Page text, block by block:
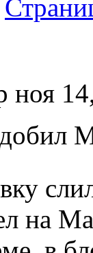
ноя
добил
на